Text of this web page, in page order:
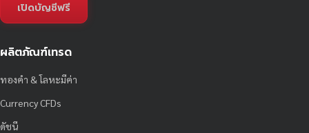
เปิดบัญชีฟรี
ผลิตภัณฑ์เทรด
ทองคำ & โลหะมีค่า
Currency CFDs
ดัชนี